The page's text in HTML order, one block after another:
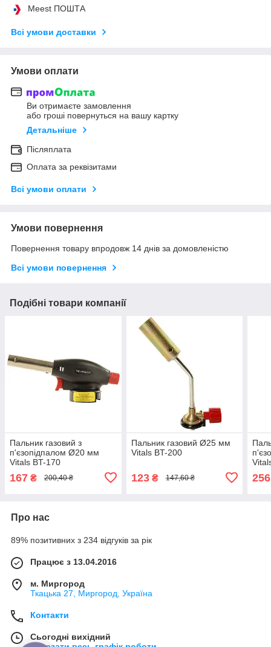
Meest ПОШТА
Всі умови доставки
Умови оплати
Ви отримаєте замовлення
або гроші повернуться на вашу картку
Детальніше
Післяплата
Оплата за реквізитами
Всі умови оплати
Умови повернення
Повернення товару впродовж 14 днів за домовленістю
Всі умови повернення
Подібні товари компанії
Пальник газовий з
п'єзопідпалом Ø20 мм
Vitals BT-170
167 ₴ 200,40 ₴
Пальник газовий Ø25 мм
Vitals BT-200
123₴ 147,60 ₴ 256
Про нас
89% позитивних з 234 відгуків за рік
Працює з 13.04.2016
м. Миргород
Ткацька 27, Миргород, Україна
Контакти
Сьогодні вихідний